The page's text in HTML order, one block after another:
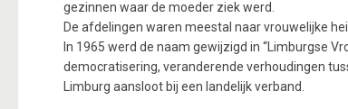
gezinnen waar de moeder ziek werd.
De afdelingen waren meestal naar vrouwelijke
In 1965 werd de naam gewijzigd in “Limburgse
democratisering, veranderende verhoudingen
Limburg aansloot bij een landelijk verband.